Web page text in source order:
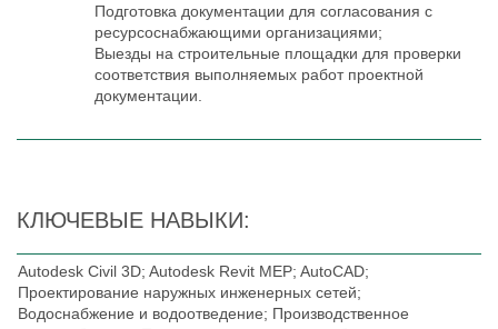
Подготовка документации для согласования с
ресурсоснабжающими организациями;
Выезды на строительные площадки для проверки
соответствия выполняемых работ проектной
документации.
КЛЮЧЕВЫЕ НАВЫКИ:
Autodesk Civil 3D; Autodesk Revit MEP; AutoCAD;
Проектирование наружных инженерных сетей;
Водоснабжение и водоотведение; Производственное